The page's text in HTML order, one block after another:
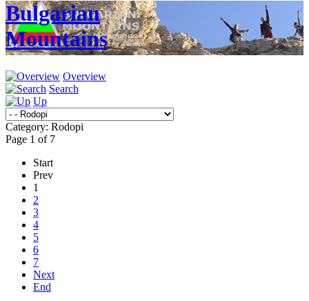
Bulgarian
Mountains
Overview
Search
Up
Category: Rodopi
Page 1 of 7
Start
Prev
1
2
3
4
5
6
7
Next
End